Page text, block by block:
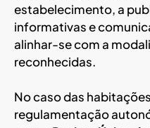
estabelecimento, a
informativas e
alinhar-se com a
reconhecidas.
No caso das
regulamentação